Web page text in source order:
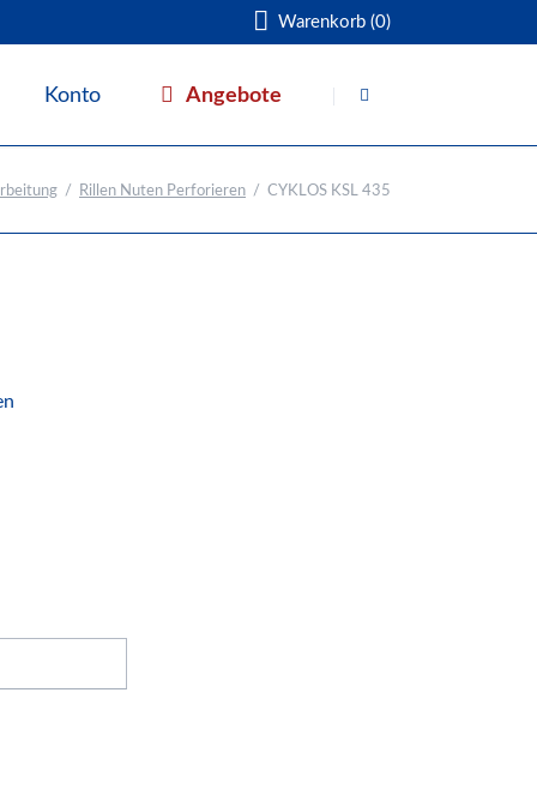
Warenkorb (0)
überspringen
Konto Angebote
Rillen Nuten Perforieren CYKLOS KSL 435